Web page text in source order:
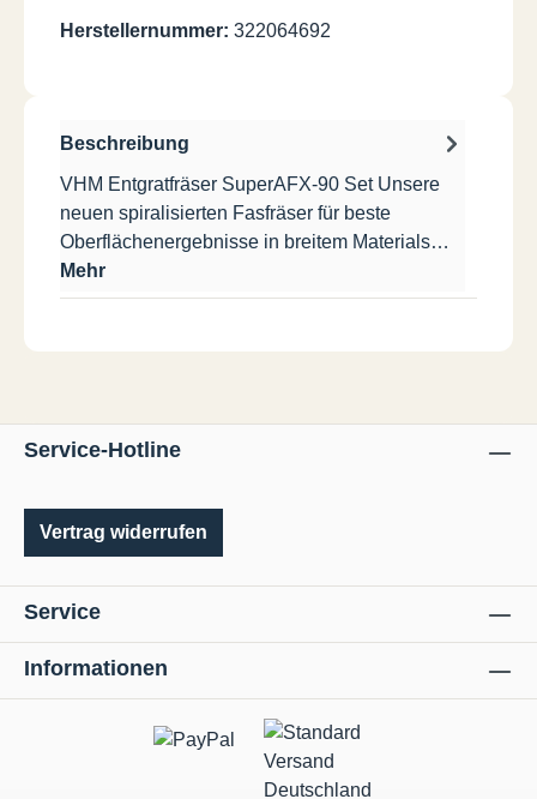
Herstellernummer: 322064692
Beschreibung
VHM Entgratfräser SuperAFX-90 Set Unsere
neuen spiralisierten Fasfräser für beste
Oberflächenergebnisse in breitem Materials…
Mehr
Service-Hotline
Vertrag widerrufen
Service
Informationen